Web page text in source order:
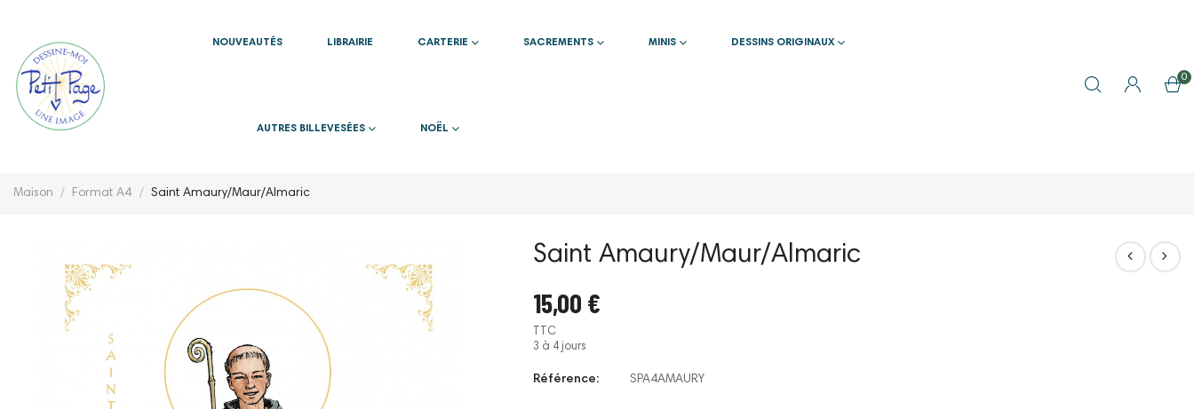
NOUVEAUTÉS LIBRAIRIE CARTERIE SACREMENTS MINIS DESSINS ORIGINAUX
AUTRES BILLEVESÉES NOËL
0
Maison Format A4 Saint Amaury/Maur/Almaric
Saint Amaury/Maur/Almaric
15,00 €
TTC
3 à 4 jours
Référence: SPA4AMAURY